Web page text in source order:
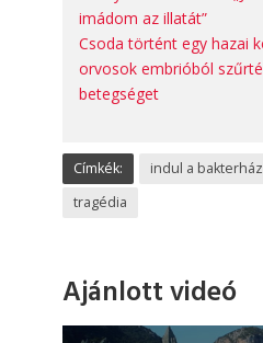
imádom az illatát”
Csoda történt egy hazai
orvosok embrióból
betegséget
Címkék: indul a bakterház
tragédia
Ajánlott videó